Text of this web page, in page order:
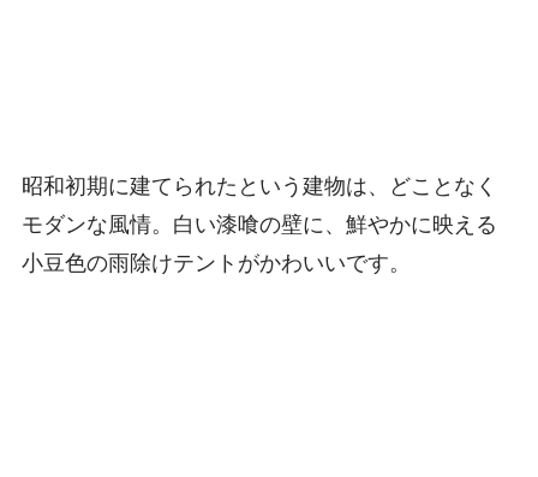
昭和初期に建てられたという建物は、どことなく
モダンな風情。白い漆喰の壁に、鮮やかに映える
小豆色の雨除けテントがかわいいです。